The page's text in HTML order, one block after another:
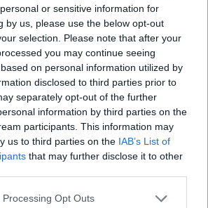
or sensitive information for
by us, please use the below opt-out
selection. Please note that after your
you may continue seeing
on personal information utilized by
disclosed to third parties prior to
separately opt-out of the further
information by third parties on the
participants. This information may
us to third parties on the IAB’s List of
that may further disclose it to other
Opt Outs
Hurezeanu și de relațiile Germaniei
ești mort de frică! Înseamnă că
de nu mai știi pe unde să scapi! Și
rău ca Europa Liberă. O să